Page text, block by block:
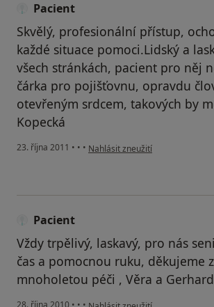
Pacient
Skvělý, profesionální přístup,
každé situace pomoci.Lidský a
všech stránkách, pacient pro něj
čárka pro pojišťovnu, opravdu
otevřeným srdcem, takových by
Kopecká
23. října 2011 • • • podle názoru uživatele Pacient
Nahlásit zneužití
Pacient
Vždy trpělivý, laskavý, pro nás
čas a pomocnou ruku, děkujeme
mnoholetou péči , Věra a
podle názoru uživatele Pacient